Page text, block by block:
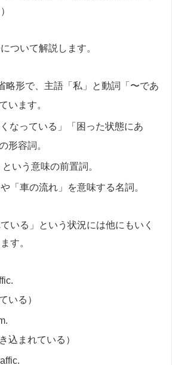
ついて解説します。
略形で、主語「私」と動詞「〜であ
います。
なっている」「困った状態にあ
形容詞。
いう意味の前置詞。
「車の流れ」を意味する名詞。
いる」という状況には他にもいく
す。
いる）
込まれている）